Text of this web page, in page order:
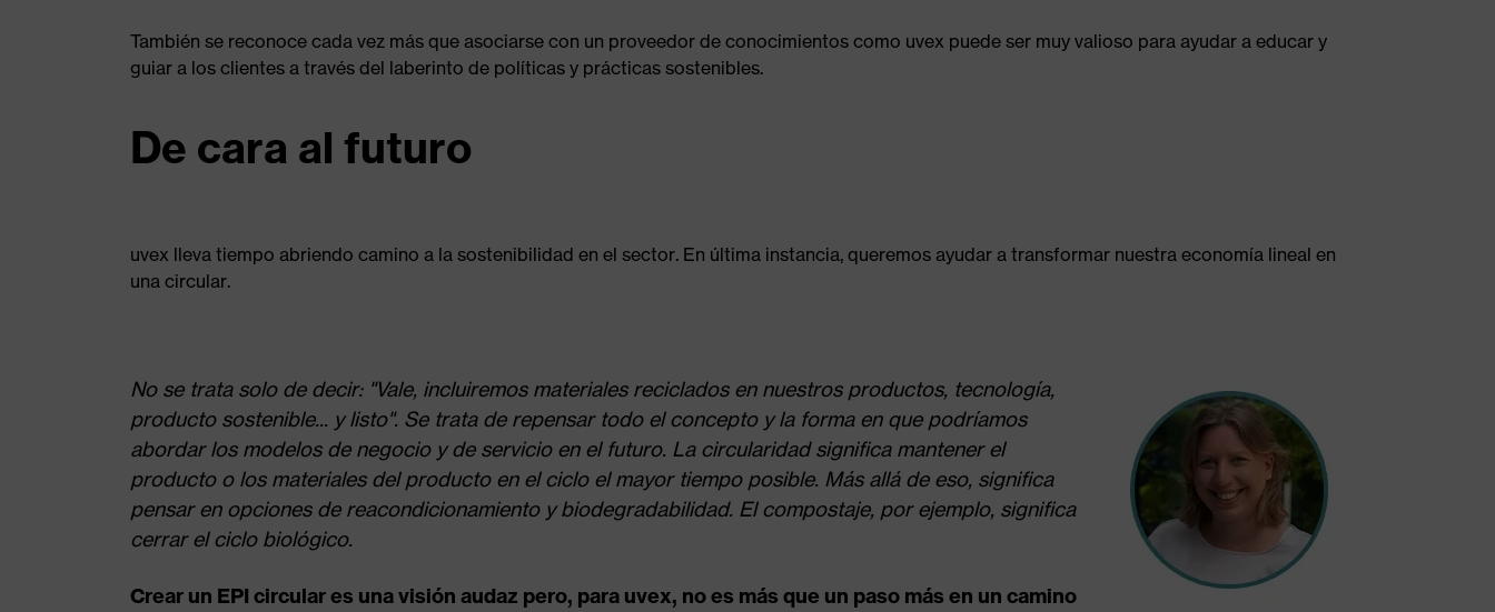
También se reconoce cada vez más que asociarse con un proveedor de conocimientos como uvex puede ser muy valioso para ayudar a educar y
guiar a los clientes a través del laberinto de políticas y prácticas sostenibles.
De cara al futuro
uvex lleva tiempo abriendo camino a la sostenibilidad en el sector. En última instancia, queremos ayudar a transformar nuestra economía lineal en
una circular.
No se trata solo de decir: "Vale, incluiremos materiales reciclados en nuestros productos, tecnología,
producto sostenible... y listo". Se trata de repensar todo el concepto y la forma en que podríamos
abordar los modelos de negocio y de servicio en el futuro. La circularidad significa mantener el
producto o los materiales del producto en el ciclo el mayor tiempo posible. Más allá de eso, significa
pensar en opciones de reacondicionamiento y biodegradabilidad. El compostaje, por ejemplo, significa
cerrar el ciclo biológico.
Crear un EPI circular es una visión audaz pero, para uvex, no es más que un paso más en un camino